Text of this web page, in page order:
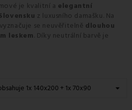
je kvalitní a elegantní
z luxusního damašku. Na
se neuvěřitelně dlouhou
leskem . Díky neutrální barvě je